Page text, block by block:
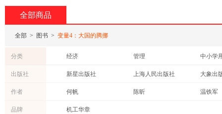
全部商品
全部 > 图书 > 变量4：大国的腾挪
分类 经济 管理
中小学
考试
青春文学
历史
出版社 新星出版社 上海人民出版社
大象出
中信出版社
浙江教育出版社
作者 何帆 陈昕 温铁军
品牌 机工华章
加